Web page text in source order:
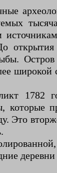
Это